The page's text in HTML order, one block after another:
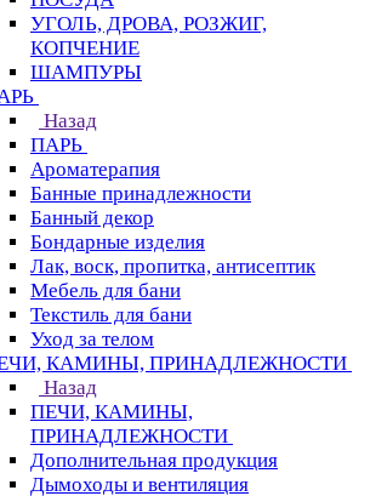
УГОЛЬ, ДРОВА, РОЗЖИГ,
КОПЧЕНИЕ
ШАМПУРЫ
Назад
ПАРЬ
Ароматерапия
Банные принадлежности
Банный декор
Бондарные изделия
Лак, воск, пропитка, антисептик
Мебель для бани
Текстиль для бани
Уход за телом
КАМИНЫ, ПРИНАДЛЕЖНОСТИ
Назад
ПЕЧИ, КАМИНЫ,
ПРИНАДЛЕЖНОСТИ
Дополнительная продукция
Дымоходы и вентиляция